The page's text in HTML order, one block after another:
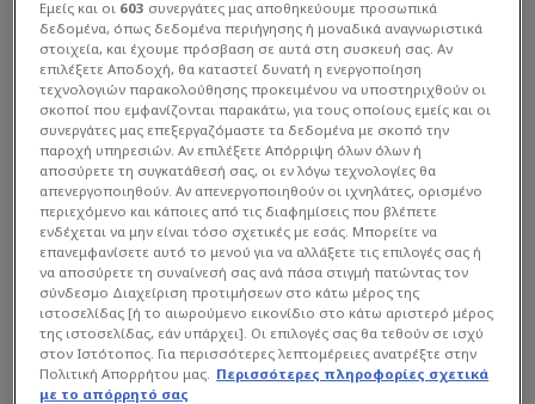
Εμείς και οι 603 συνεργάτες μας αποθηκεύουμε προσωπικά
δεδομένα, όπως δεδομένα περιήγησης ή μοναδικά αναγνωριστικά
στοιχεία, και έχουμε πρόσβαση σε αυτά στη συσκευή σας. Αν
επιλέξετε Αποδοχή, θα καταστεί δυνατή η ενεργοποίηση
τεχνολογιών παρακολούθησης προκειμένου να υποστηριχθούν οι
σκοποί που εμφανίζονται παρακάτω, για τους οποίους εμείς και οι
συνεργάτες μας επεξεργαζόμαστε τα δεδομένα με σκοπό την
παροχή υπηρεσιών. Αν επιλέξετε Απόρριψη όλων όλων ή
αποσύρετε τη συγκατάθεσή σας, οι εν λόγω τεχνολογίες θα
απενεργοποιηθούν. Αν απενεργοποιηθούν οι ιχνηλάτες, ορισμένο
περιεχόμενο και κάποιες από τις διαφημίσεις που βλέπετε
ενδέχεται να μην είναι τόσο σχετικές με εσάς. Μπορείτε να
επανεμφανίσετε αυτό το μενού για να αλλάξετε τις επιλογές σας ή
να αποσύρετε τη συναίνεσή σας ανά πάσα στιγμή πατώντας τον
σύνδεσμο Διαχείριση προτιμήσεων στο κάτω μέρος της
ιστοσελίδας [ή το αιωρούμενο εικονίδιο στο κάτω αριστερό μέρος
της ιστοσελίδας, εάν υπάρχει]. Οι επιλογές σας θα τεθούν σε ισχύ
στον Ιστότοπος. Για περισσότερες λεπτομέρειες ανατρέξτε στην
Πολιτική Απορρήτου μας. Περισσότερες πληροφορίες σχετικά
με το απόρρητό σας